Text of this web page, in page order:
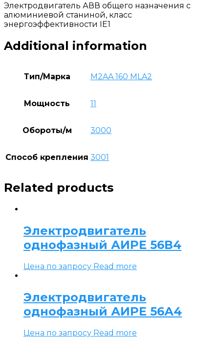
Электродвигатель АВВ общего назначения с
алюминиевой станиной, класс
энергоэффективности IE1
Additional information
Тип/Марка M2AA 160 MLA2
Мощность 11
Обороты/м 3000
Способ крепления 3001
Related products
Электродвигатель
однофазный АИРЕ 56В4
Цена по запросу Read more
Электродвигатель
однофазный АИРЕ 56А4
Цена по запросу Read more